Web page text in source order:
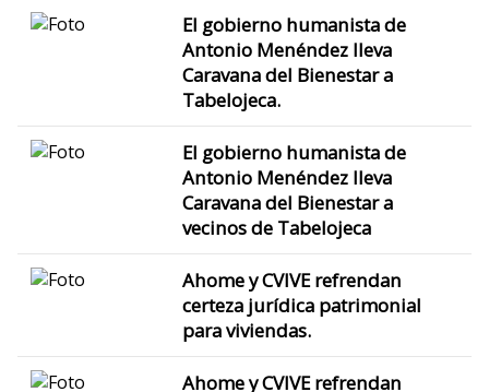
El gobierno humanista de
Antonio Menéndez lleva
Caravana del Bienestar a
Tabelojeca.
El gobierno humanista de
Antonio Menéndez lleva
Caravana del Bienestar a
vecinos de Tabelojeca
Ahome y CVIVE refrendan
certeza jurídica patrimonial
para viviendas.
Ahome y CVIVE refrendan